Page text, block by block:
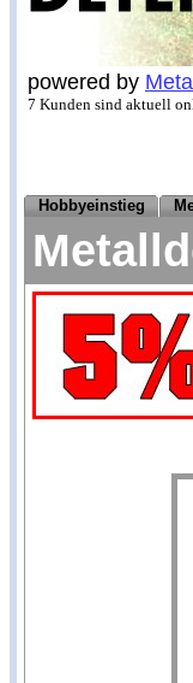
powered by
7 Kunden sind aktuell
Hobbyeinstieg